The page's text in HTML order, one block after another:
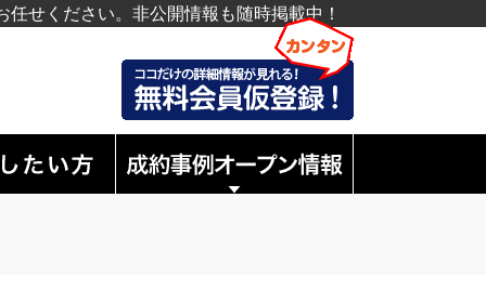
せください。非公開情報も随時掲載中！